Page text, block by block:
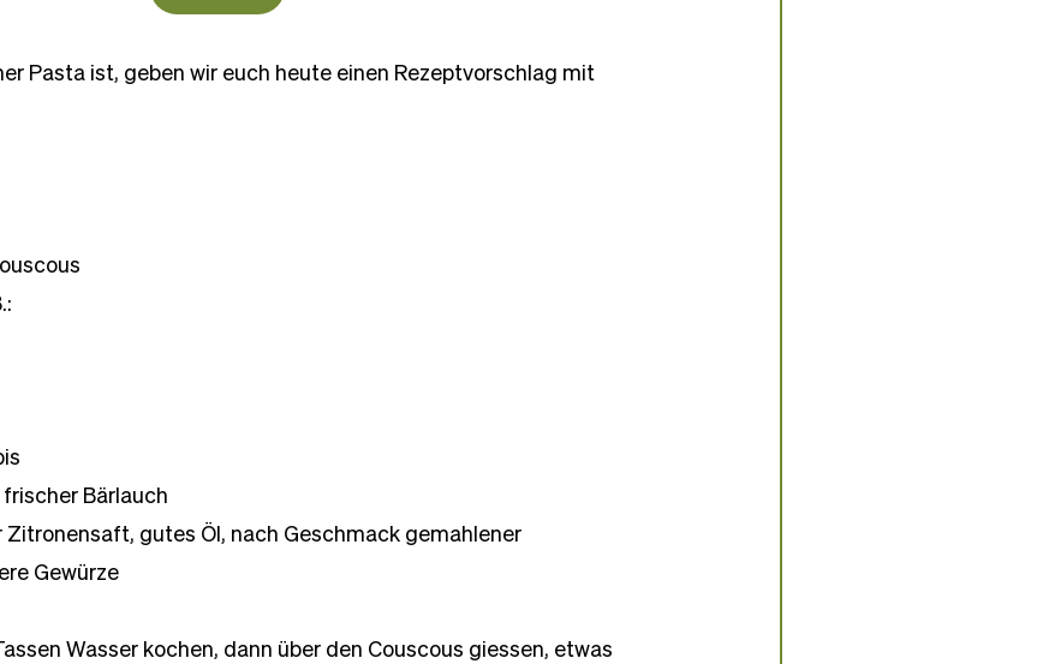
Pasta ist, geben wir euch heute einen Rezeptvorschlag mit
Bärlauch
Zitronensaft, gutes Öl, nach Geschmack gemahlener
Gewürze
Wasser kochen, dann über den Couscous giessen, etwas